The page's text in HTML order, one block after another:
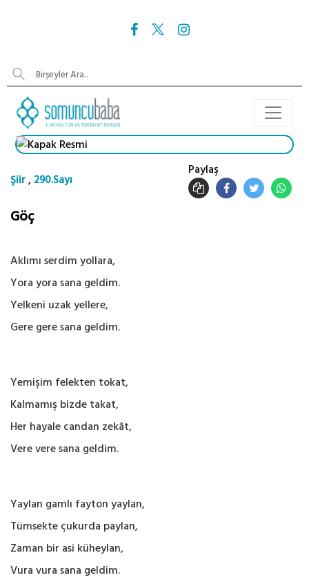
Şiir, 290.Sayı
Paylaş
Göç
Aklımı serdim yollara,
Yora yora sana geldim.
Yelkeni uzak yellere,
Gere gere sana geldim.
Yemişim felekten tokat,
Kalmamış bizde takat,
Her hayale candan zekât,
Vere vere sana geldim.
Yaylan gamlı fayton yaylan,
Tümsekte çukurda paylan,
Zaman bir asi küheylan,
Vura vura sana geldim.